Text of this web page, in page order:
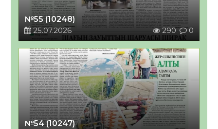
№55 (10248)
25.07.2026
290 0
№54 (10247)